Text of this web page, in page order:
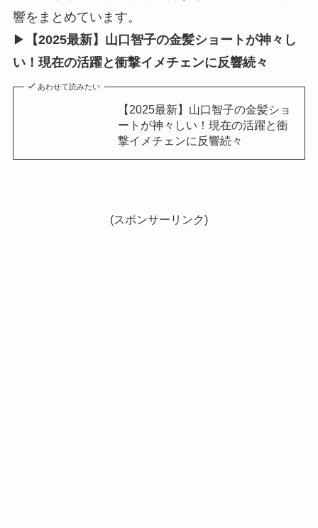
響をまとめています。
▶
【2025最新】山口智子の金髪ショートが神々し
い！現在の活躍と衝撃イメチェンに反響続々
あわせて読みたい
【2025最新】山口智子の金髪ショ
ートが神々しい！現在の活躍と衝
撃イメチェンに反響続々
(スポンサーリンク)